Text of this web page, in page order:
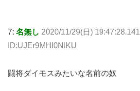
7: 名無し 2020/11/29(日) 19:47:28.141
ID:UJEr9MHI0NIKU
闘将ダイモスみたいな名前の奴